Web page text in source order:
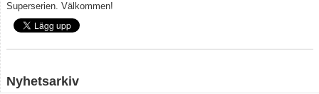
Superserien. Välkommen!
Nyhetsarkiv